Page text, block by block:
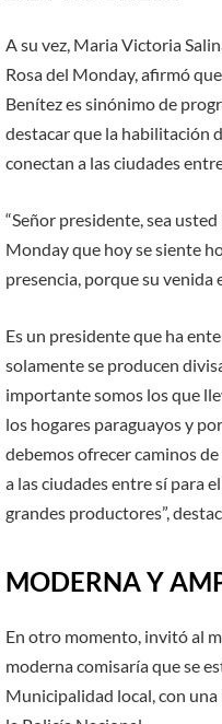
A su vez, Maria Victoria
Rosa del Monday, afirmó
Benítez es sinónimo de
destacar que la habilitación
conectan a las ciudades
“Señor presidente, sea
Monday que hoy se siente
presencia, porque su venida
Es un presidente que ha
solamente se producen
importante somos los que
los hogares paraguayos y
debemos ofrecer caminos
a las ciudades entre sí para
grandes productores”,
MODERNA Y
En otro momento, invitó al
moderna comisaría que se
Municipalidad local, con